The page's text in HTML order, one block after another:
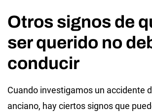
Otros signos de
ser querido no
conducir
Cuando investigamos un accidente
anciano, hay ciertos signos que